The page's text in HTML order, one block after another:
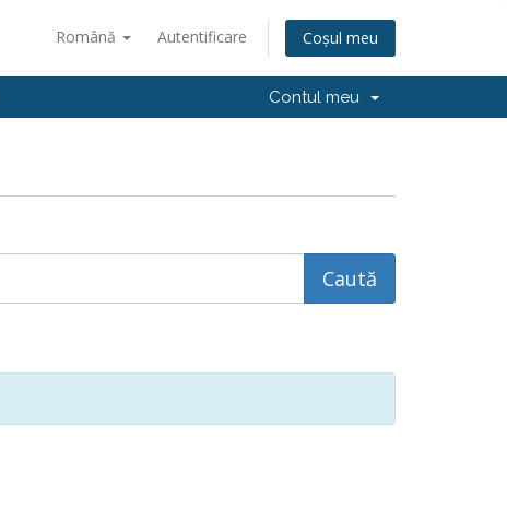
Română Autentificare Coșul meu
Contul meu